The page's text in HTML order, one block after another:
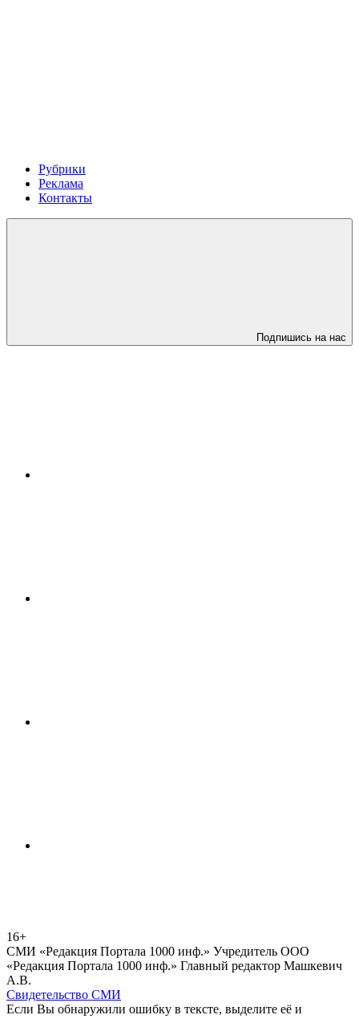
Рубрики
Реклама
Контакты
Подпишись на нас
16+
СМИ «Редакция Портала 1000 инф.» Учредитель ООО
«Редакция Портала 1000 инф.» Главный редактор Машкевич
А.В.
Свидетельство СМИ
Если Вы обнаружили ошибку в тексте, выделите её и